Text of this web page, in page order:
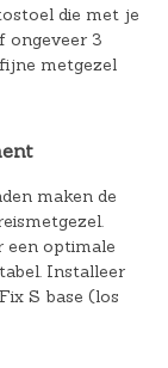
die met je
ongeveer 3
metgezel
maken de
een optimale
Installeer
S base (los